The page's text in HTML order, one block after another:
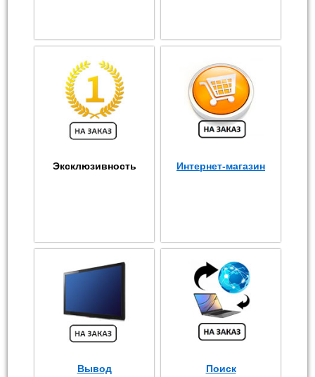
Эксклюзивность Интернет-магазин
Вывод
Поиск